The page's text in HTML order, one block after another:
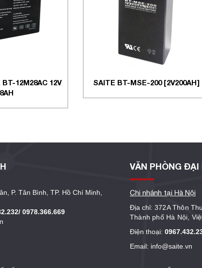
12M28AC 12V
SAITE BT-MSE-200 [2V200AH]
P. Tân Bình, TP. Hồ Chí Minh,
0978.366.669
VĂN PHÒNG ĐẠI
Chi nhánh tại Hà Nội
Địa chỉ: 372A Thôn
Thành phố Hà Nội,
Điện thoại:
Email: info@saite.vn